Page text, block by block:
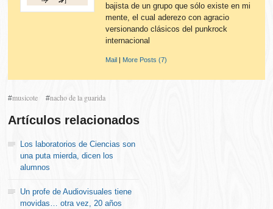
bajista de un grupo que sólo existe en mi
mente, el cual aderezo con agracio
versionando clásicos del punkrock
internacional
Mail | More Posts (7)
#musicote #nacho de la guarida
Artículos relacionados
Los laboratorios de Ciencias son
una puta mierda, dicen los
alumnos
Un profe de Audiovisuales tiene
movidas… otra vez, 20 años